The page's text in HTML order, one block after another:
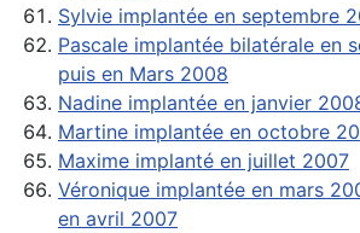
Sylvie implantée en septembre
Pascale implantée bilatérale en
puis en Mars 2008
Nadine implantée en janvier
Martine implantée en octobre
Maxime implanté en juillet 2007
Véronique implantée en mars
en avril 2007